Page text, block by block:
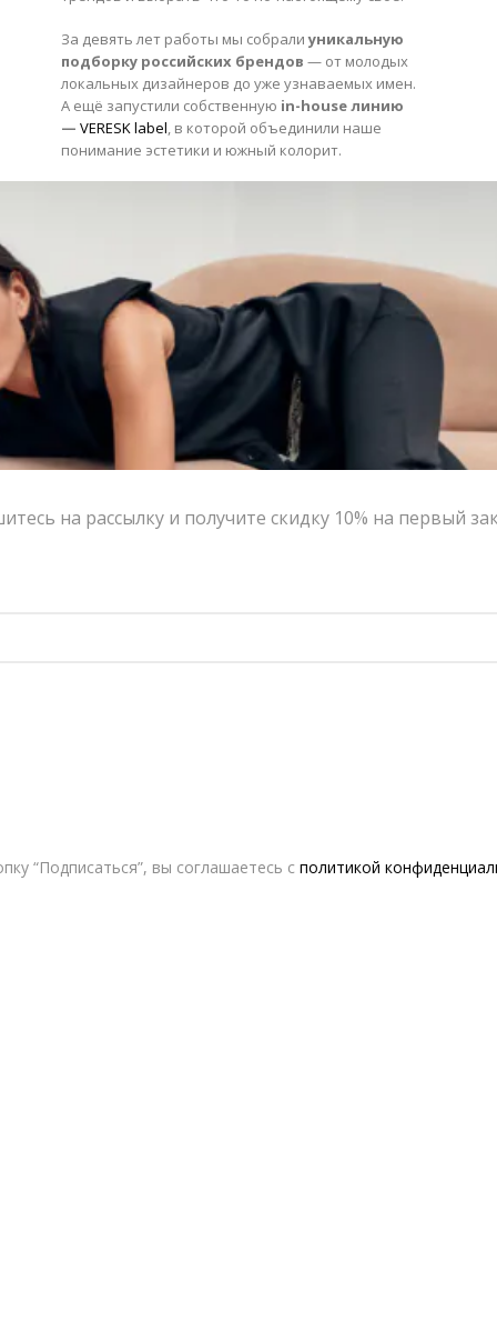
За девять лет работы мы собралиуникальную
подборку российских брендов — от молодых
локальных дизайнеров до уже узнаваемых имен.
А ещё запустили собственную in-house линию
— VERESK label, в которой объединили наше
понимание эстетики и южный колорит.
«rock-n-roll». Бренды легко сочетаются между
собой — каждый образ обращает на себя
внимание. Сезонные коллекции обновляются
маленькими дропами — чтобы не переставать
вдохновлять вас и всегда позволять больше.
Мы часто называем это «то самое» — то, что
невозможно объяснить, но легко почувствовать.
Ощущение, когда всё совпало: цвет, силуэт,
Когда вещь становится не просто одеждой, а
на рассылку и получите скидку 10% на первый
“Подписаться”, вы соглашаетесь с политикой